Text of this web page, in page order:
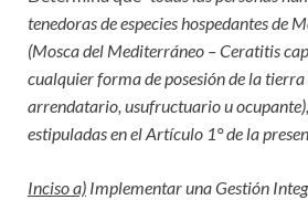
tenedoras de especies hospedantes de
(Mosca del Mediterráneo – Ceratitis
cualquier forma de posesión de la
arrendatario, usufructuario u
estipuladas en el Artículo 1° de la
Inciso a) Implementar una Gestión